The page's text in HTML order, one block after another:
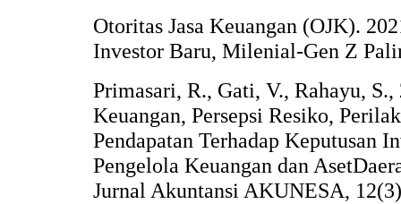
Otoritas Jasa Keuangan (OJK).
Investor Baru, Milenial-Gen Z
Primasari, R., Gati, V., Rahayu,
Keuangan, Persepsi Resiko,
Pendapatan Terhadap Keputusan
Pengelola Keuangan dan
Jurnal Akuntansi AKUNESA,